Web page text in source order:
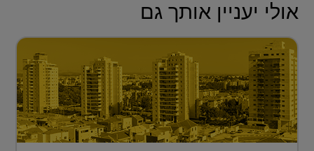
אולי יעניין אותך גם